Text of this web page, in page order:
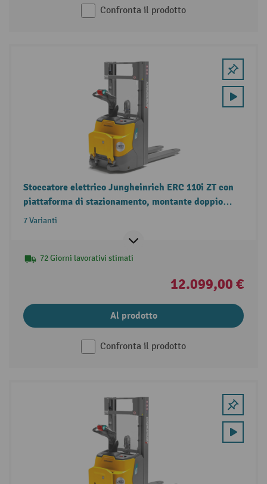
Confronta il prodotto
Stoccatore elettrico Jungheinrich ERC 110i ZT con
piattaforma di stazionamento, montante doppio
telescopico, portata 1.000 kg
7 Varianti
72 Giorni lavorativi stimati
12.099,00 €
Al prodotto
Confronta il prodotto